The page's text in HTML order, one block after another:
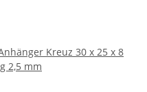
30 x 25 x 8
2,5 mm